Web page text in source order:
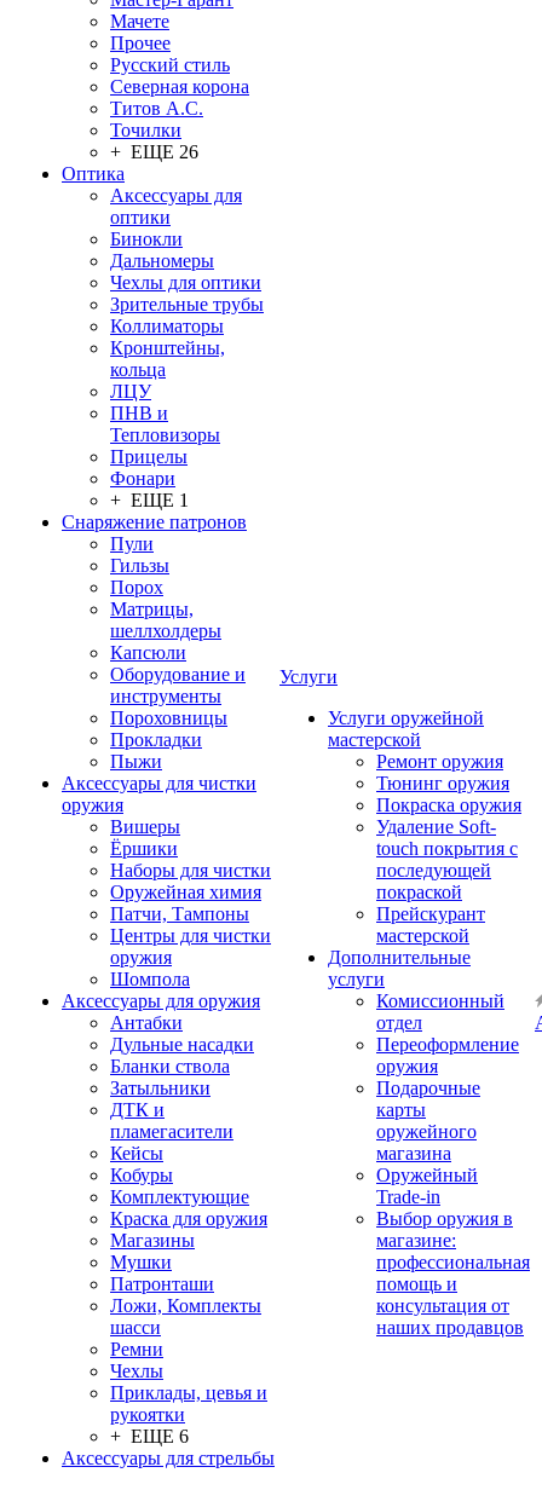
Мачете
Прочее
Русский стиль
Северная корона
Титов А.С.
Точилки
+ ЕЩЕ 26
Оптика
Аксессуары для
оптики
Бинокли
Дальномеры
Чехлы для оптики
Зрительные трубы
Коллиматоры
Кронштейны,
кольца
ЛЦУ
ПНВ и
Тепловизоры
Прицелы
Фонари
+ ЕЩЕ 1
Снаряжение патронов
Пули
Гильзы
Порох
Матрицы,
шеллхолдеры
Капсюли
Оборудование и
инструменты
Пороховницы
Прокладки
Пыжи
Аксессуары для чистки
оружия
Вишеры
Ёршики
Наборы для чистки
Оружейная химия
Патчи, Тампоны
Центры для чистки
оружия
Шомпола
Аксессуары для оружия
Антабки
Дульные насадки
Бланки ствола
Затыльники
ДТК и
пламегасители
Кейсы
Кобуры
Комплектующие
Краска для оружия
Магазины
Мушки
Патронташи
Ложи, Комплекты
шасси
Ремни
Чехлы
Приклады, цевья и
рукоятки
+ ЕЩЕ 6
Аксессуары для стрельбы
Услуги
Услуги оружейной
мастерской
Ремонт оружия
Тюнинг оружия
Покраска оружия
Удаление Soft-
touch покрытия с
последующей
покраской
Прейскурант
мастерской
Дополнительные
услуги
Комиссионный
отдел
Переоформление
оружия
Подарочные
карты
оружейного
магазина
Оружейный
Trade-in
Выбор оружия в
магазине:
профессиональная
помощь и
консультация от
наших продавцов